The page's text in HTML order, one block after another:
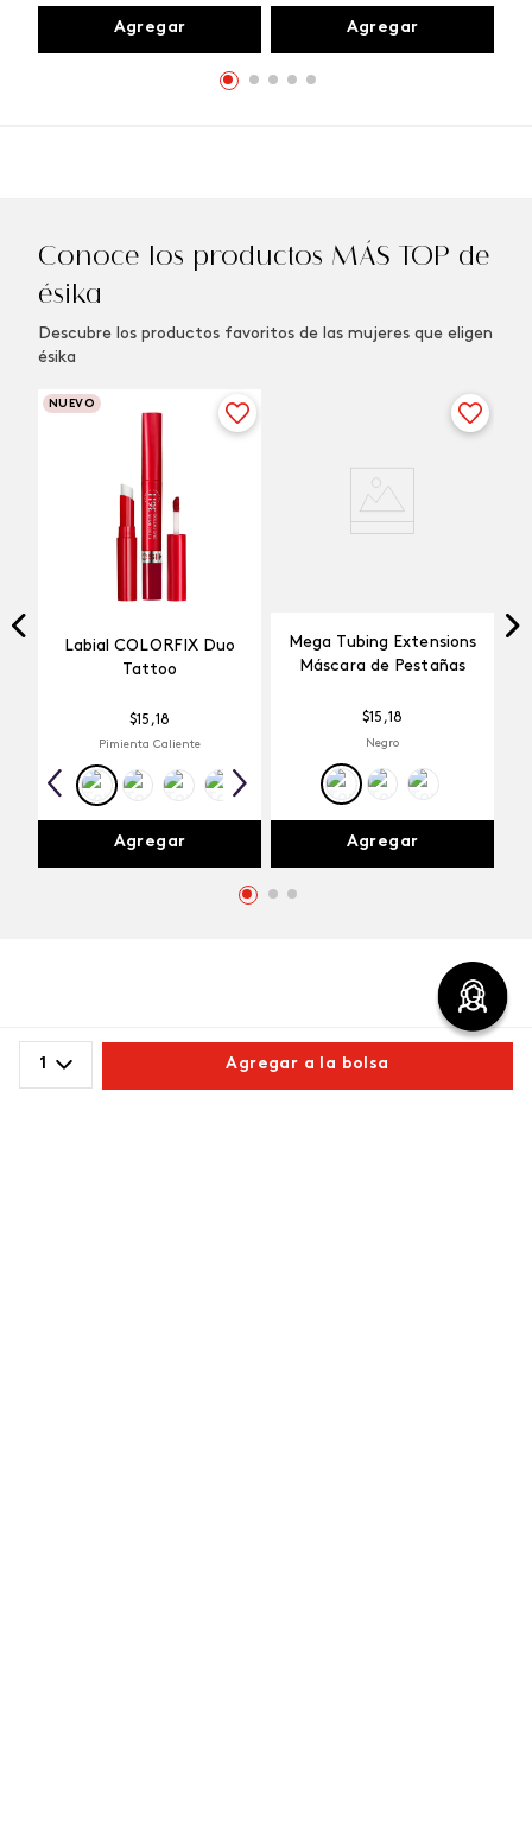
1 Agregar a la bolsa
Agregar Agregar
Conoce los productos MÁS TOP de
ésika
Descubre los productos favoritos de las mujeres que eligen
ésika
NUEVO
Labial COLORFIX Duo
Tattoo
$15 ,18
Pimienta Caliente
Agregar
Mega Tubing Extensions
Máscara de Pestañas
$15 ,18
Negro
Agregar
Comentarios